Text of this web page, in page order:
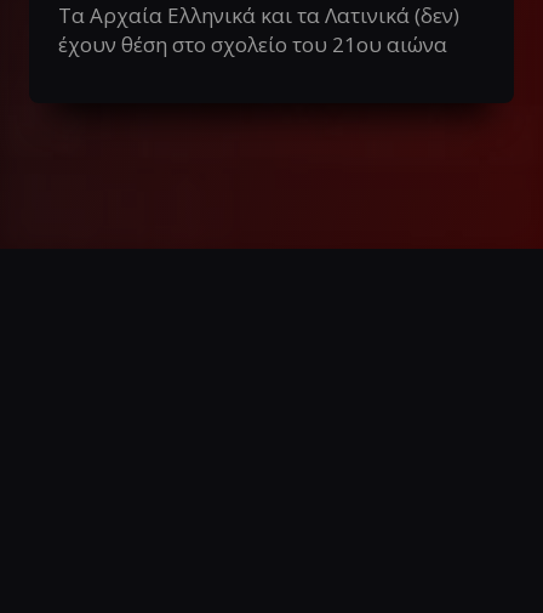
Tα Αρχαία Ελληνικά και τα Λατινικά (δεν)
έχουν θέση στο σχολείο του 21ου αιώνα